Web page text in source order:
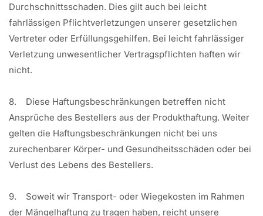
Durchschnittsschaden. Dies gilt auch bei leicht
fahrlässigen Pflichtverletzungen unserer gesetzlichen
Vertreter oder Erfüllungsgehilfen. Bei leicht fahrlässiger
Verletzung unwesentlicher Vertragspflichten haften wir
nicht.
8. Diese Haftungsbeschränkungen betreffen nicht
Ansprüche des Bestellers aus der Produkthaftung. Weiter
gelten die Haftungsbeschränkungen nicht bei uns
zurechenbarer Körper- und Gesundheitsschäden oder bei
Verlust des Lebens des Bestellers.
9. Soweit wir Transport- oder Wiegekosten im Rahmen
der Mängelhaftung zu tragen haben, reicht unsere